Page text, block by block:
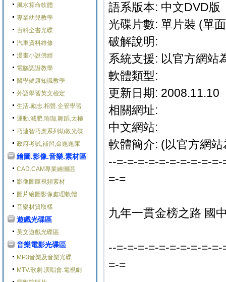
風水算命軟體
專業幼兒教學
百科全書光碟
汽車資料維修
漫畫小說佛經
電腦認證教學
醫學健康知識教學
外語學習英文檢定
生活.勵志.相聲.企管學習
運動.減肥.瑜珈.舞蹈.太極
巧連智巧虎系列幼教光碟
政府考試,補習,命題題庫
繪圖.影像.音樂.素材區
CAD.CAM專業繪圖區
影像圖庫視頻素材
圖片繪圖影像處理軟體
音樂材質取樣
遊戲光碟區
英文遊戲光碟區
音樂電影光碟區
MP3音樂及音樂光碟
MTV.歌劇.演唱會.電視劇
語系版本: 中文DVD版
光碟片數: 單片裝 (單
破解說明:
系統支援: 以官方網站
軟體類型:
更新日期: 2008.11.10
相關網址:
中文網站:
軟體簡介: (以官方網站
--=-=-=-=-=-=-=-=-=-
=-=
九年一貫金榜之路 國
--=-=-=-=-=-=-=-=-=-
=-=